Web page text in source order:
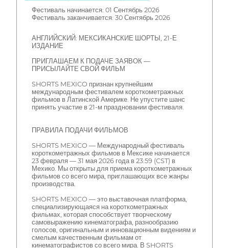
Фестиваль начинается: 01 Сентябрь 2026
Фестиваль заканчивается: 30 Сентябрь 2026
АНГЛИЙСКИЙ: МЕКСИКАНСКИЕ ШОРТЫ, 21-Е
ИЗДАНИЕ
ПРИГЛАШАЕМ К ПОДАЧЕ ЗАЯВОК —
ПРИСЫЛАЙТЕ СВОЙ ФИЛЬМ
SHORTS MEXICO признан крупнейшим
международным фестивалем короткометражных
фильмов в Латинской Америке. Не упустите шанс
принять участие в 21-м праздновании фестиваля.
ПРАВИЛА ПОДАЧИ ФИЛЬМОВ
SHORTS MEXICO — Международный фестиваль
короткометражных фильмов в Мексике начинается
23 февраля — 31 мая 2026 года в 23:59 (CST) в
Мехико. Мы открыты для приема короткометражных
фильмов со всего мира, приглашающих все жанры
производства.
SHORTS MEXICO — это выставочная платформа,
специализирующаяся на короткометражных
фильмах, которая способствует творческому
самовыражению кинематографа, разнообразию
голосов, оригинальным и инновационным видениям и
смелым качественным фильмам от
кинематографистов со всего мира. В SHORTS